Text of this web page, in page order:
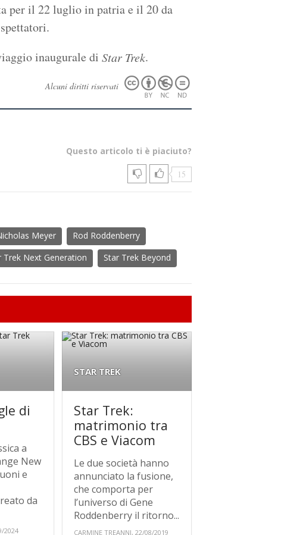
per il 22 luglio in patria e il 20 da
inaugurale di Star Trek.
Alcuni diritti riservati
Questo articolo ti è piaciuto?
15
Meyer
Rod Roddenberry
Trek Next Generation Star Trek Beyond
di
a
New
e
da
2024
STAR TREK
Star Trek:
matrimonio tra
CBS e Viacom
Le due società hanno
annunciato la fusione,
che comporta per
l’universo di Gene
Roddenberry il ritorno...
CARMINE TREANNI, 22/08/2019